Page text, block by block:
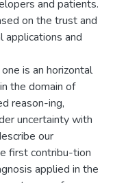
and patients.
on the trust and
and
is an horizontal
the domain of
reason-ing,
uncertainty with
our
first contribu-tion
applied in the